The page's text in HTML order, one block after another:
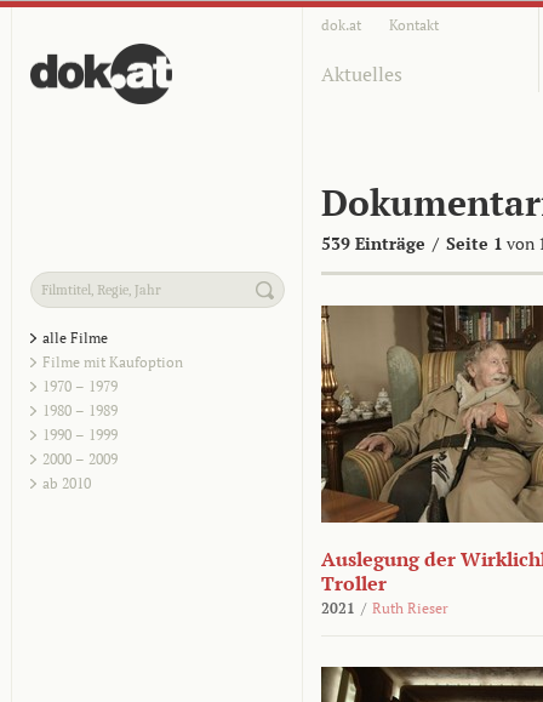
dok.at Kontakt
Aktuelles
539 Einträge / Seite 1 von
alle Filme
Filme mit Kaufoption
1970 – 1979
1980 – 1989
1990 – 1999
2000 – 2009
ab 2010
Auslegung der
Troller
2021 / Ruth Rieser